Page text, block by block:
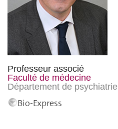
Professeur associé
Faculté de médecine
Département de psychiatrie
Bio-Express